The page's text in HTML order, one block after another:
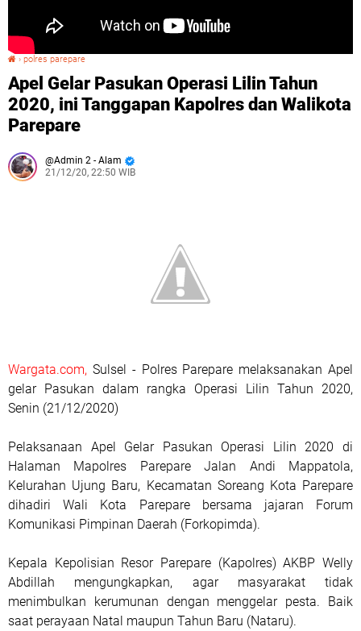
› polres parepare
Apel Gelar Pasukan Operasi Lilin Tahun
2020, ini Tanggapan Kapolres dan Walikota
Parepare
Admin 2 - Alam
21/12/20, 22:50 WIB
Wargata.com, Sulsel - Polres Parepare melaksanakan Apel
gelar Pasukan dalam rangka Operasi Lilin Tahun 2020,
Senin (21/12/2020)
Pelaksanaan Apel Gelar Pasukan Operasi Lilin 2020 di
Halaman Mapolres Parepare Jalan Andi Mappatola,
Kelurahan Ujung Baru, Kecamatan Soreang Kota Parepare
dihadiri Wali Kota Parepare bersama jajaran Forum
Komunikasi Pimpinan Daerah (Forkopimda).
Kepala Kepolisian Resor Parepare (Kapolres) AKBP Welly
Abdillah mengungkapkan, agar masyarakat tidak
menimbulkan kerumunan dengan menggelar pesta. Baik
saat perayaan Natal maupun Tahun Baru (Nataru).